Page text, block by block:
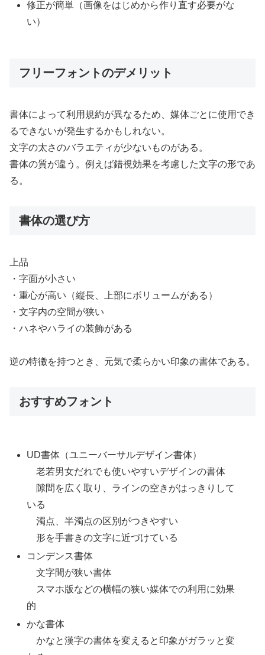
修正が簡単（画像をはじめから作り直す必要がな
い）
フリーフォントのデメリット
書体によって利用規約が異なるため、媒体ごとに使用でき
るできないが発生するかもしれない。
文字の太さのバラエティが少ないものがある。
書体の質が違う。例えば錯視効果を考慮した文字の形であ
る。
書体の選び方
上品
・字面が小さい
・重心が高い（縦長、上部にボリュームがある）
・文字内の空間が狭い
・ハネやハライの装飾がある
逆の特徴を持つとき、元気で柔らかい印象の書体である。
おすすめフォント
UD書体（ユニーバーサルデザイン書体）
老若男女だれでも使いやすいデザインの書体
隙間を広く取り、ラインの空きがはっきりして
いる
濁点、半濁点の区別がつきやすい
形を手書きの文字に近づけている
コンデンス書体
文字間が狭い書体
スマホ版などの横幅の狭い媒体での利用に効果
的
かな書体
かなと漢字の書体を変えると印象がガラッと変